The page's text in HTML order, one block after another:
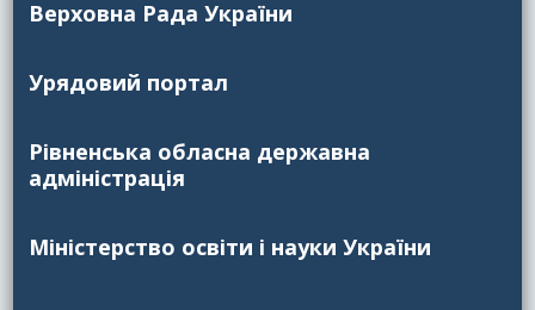
Верховна Рада України
Урядовий портал
Рівненська обласна державна
адміністрація
Міністерство освіти і науки України